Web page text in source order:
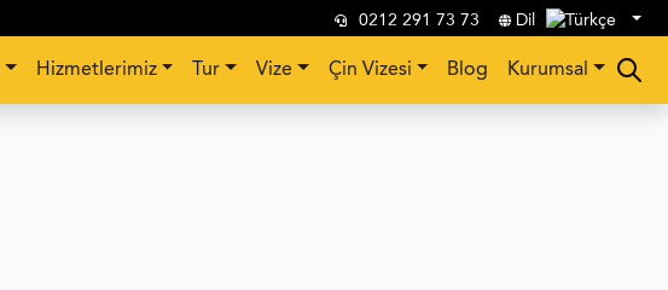
0212 291 73 73 Dil
Hizmetlerimiz Tur Vize Çin Vizesi Blog Kurumsal